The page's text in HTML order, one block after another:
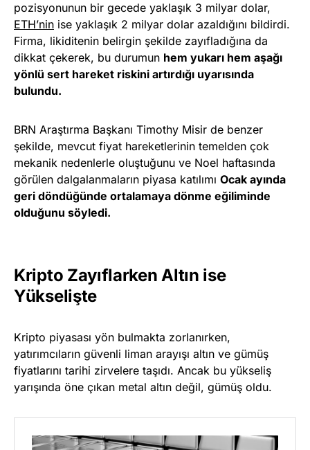
pozisyonunun bir gecede yaklaşık 3 milyar dolar,
ETH’nin ise yaklaşık 2 milyar dolar azaldığını bildirdi.
Firma, likiditenin belirgin şekilde zayıfladığına da
dikkat çekerek, bu durumun hem yukarı hem aşağı
yönlü sert hareket riskini artırdığı uyarısında
bulundu.
BRN Araştırma Başkanı Timothy Misir de benzer
şekilde, mevcut fiyat hareketlerinin temelden çok
mekanik nedenlerle oluştuğunu ve Noel haftasında
görülen dalgalanmaların piyasa katılımı Ocak ayında
geri döndüğünde ortalamaya dönme eğiliminde
olduğunu söyledi.
Kripto Zayıflarken Altın ise
Yükselişte
Kripto piyasası yön bulmakta zorlanırken,
yatırımcıların güvenli liman arayışı altın ve gümüş
fiyatlarını tarihi zirvelere taşıdı. Ancak bu yükseliş
yarışında öne çıkan metal altın değil, gümüş oldu.